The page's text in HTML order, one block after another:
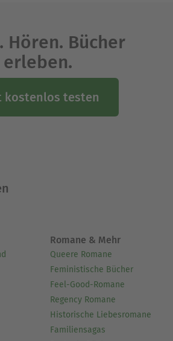
Hören. Bücher
erleben.
kostenlos testen
Romane & Mehr
Queere Romane
Feministische Bücher
Feel-Good-Romane
Regency Romane
Historische Liebesromane
Familiensagas